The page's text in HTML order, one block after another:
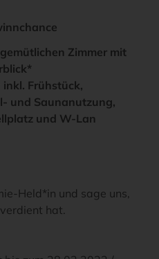
Zimmer mit
Frühstück,
und Saunanutzung,
und W-Lan
Held*in und sage uns,
hat.